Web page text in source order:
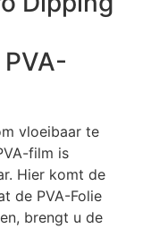
vloeibaar te
film is
Hier komt de
de PVA-Folie
brengt u de